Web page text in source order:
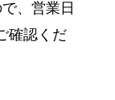
、営業日
確認くだ